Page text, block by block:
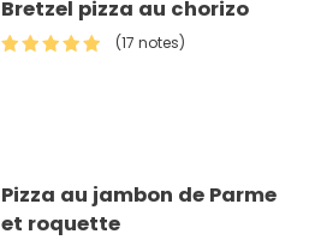
Bretzel pizza au chorizo
(17 notes)
Pizza au jambon de Parme
et roquette